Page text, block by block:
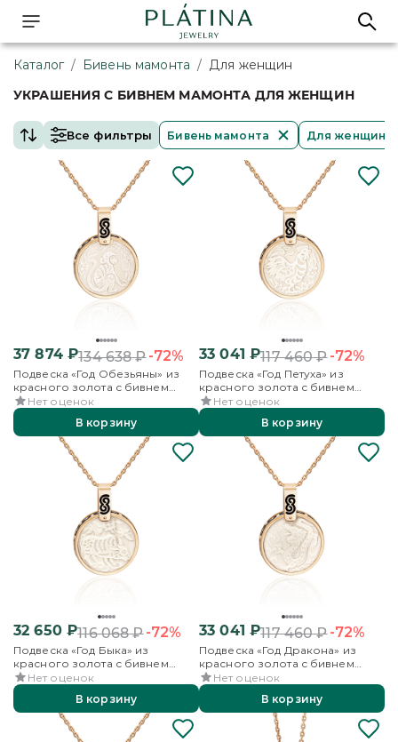
Каталог / Бивень мамонта / Для женщин
УКРАШЕНИЯ С БИВНЕМ МАМОНТА ДЛЯ ЖЕНЩИН
Все фильтры Бивень мамонта Для женщин
37 874₽134 638₽-72%
Подвеска «Год Обезьяны» из
красного золота с бивнем
мамонта и эмалью
Нет оценок
В корзину
33 041 ₽117 460₽-72%
Подвеска «Год Петуха» из
красного золота с бивнем
мамонта и эмалью
Нет оценок
В корзину
32 650₽116 068₽-72%
Подвеска «Год Быка» из
красного золота с бивнем
мамонта и эмалью
Нет оценок
В корзину
33 041 ₽117 460₽-72%
Подвеска «Год Дракона» из
красного золота с бивнем
мамонта и эмалью
Нет оценок
В корзину